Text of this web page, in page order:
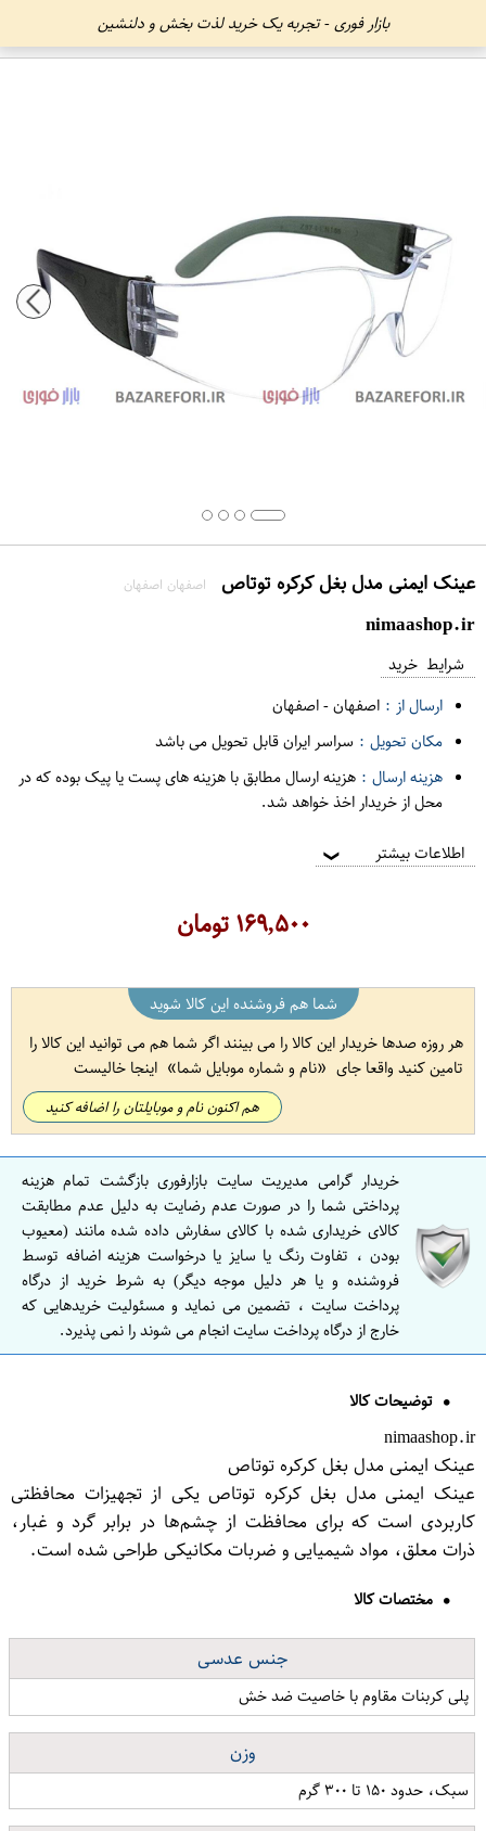
بازار فوری - تجربه یک خرید لذت بخش و دلنشین
عینک ایمنی مدل بغل کرکره توتاص اصفهان اصفهان
nimaashop.ir
شرایط خرید
ارسال از : اصفهان-اصفهان
مکان تحویل : سراسر ایران قابل تحویل می باشد
هزینه ارسال : هزینه ارسال مطابق با هزینه های پست یا پیک بوده که در
محل از خریدار اخذ خواهد شد.
اطلاعات بیشتر ❯
۱۶۹,۵۰۰تومان
شما هم فروشنده این کالا شوید
هر روزه صدها خریدار این کالا را می بینند اگر شما هم می توانید این کالا را
تامین کنید واقعا جای
نام و شماره موبایل شما اینجا خالیست
هم اکنون نام و موبایلتان را اضافه کنید
خریدار گرامی مدیریت سایت بازارفوری بازگشت تمام هزینه
پرداختی شما را در صورت عدم رضایت به دلیل عدم مطابقت
کالای خریداری شده با کالای سفارش داده شده مانند (معیوب
بودن ، تفاوت رنگ یا سایز یا درخواست هزینه اضافه توسط
فروشنده و یا هر دلیل موجه دیگر) به شرط خرید از درگاه
پرداخت سایت ، تضمین می نماید و مسئولیت خریدهایی که
خارج از درگاه پرداخت سایت انجام می شوند را نمی پذیرد.
توضیحات کالا
nimaashop.ir
عینک ایمنی مدل بغل کرکره توتاص
عینک ایمنی مدل بغل کرکره توتاص یکی از تجهیزات محافظتی
کاربردی است که برای محافظت از چشم‌ها در برابر گرد و غبار،
ذرات معلق، مواد شیمیایی و ضربات مکانیکی طراحی شده است.
مختصات کالا
جنس عدسی
پلی کربنات مقاوم با خاصیت ضد خش
وزن
سبک، حدود ۱۵۰ تا ۳۰۰ گرم